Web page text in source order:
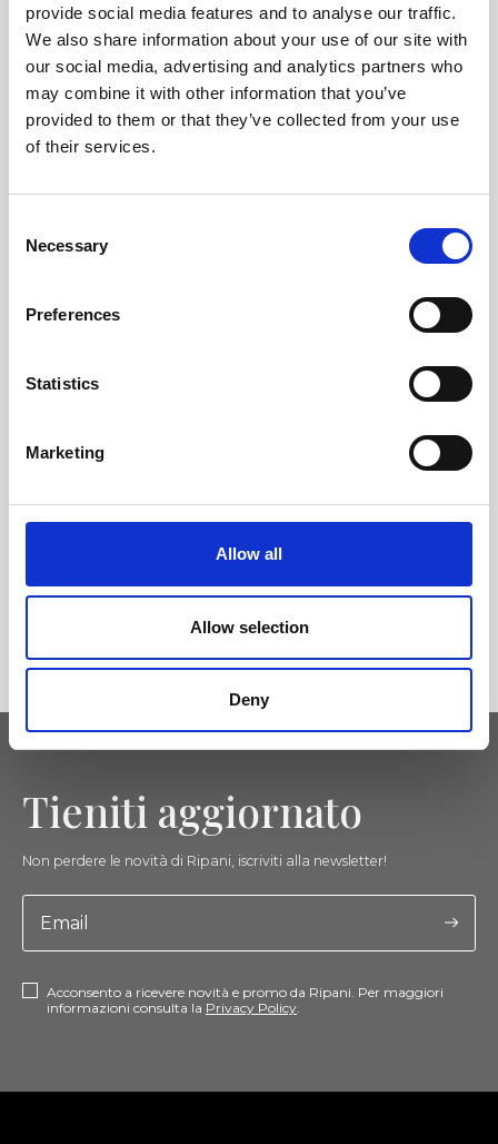
provide social media features and to analyse our traffic.
We also share information about your use of our site with
our social media, advertising and analytics partners who
may combine it with other information that you’ve
provided to them or that they’ve collected from your use
of their services.
Selection
Necessary
Preferences
Statistics
Marketing
Allow all
Allow selection
Deny
Materiale
Dimensione
Tieniti aggiornato
Non perdere le novità di Ripani, iscriviti alla newsletter!
Acconsento a ricevere novità e promo da Ripani. Per maggiori
informazioni consulta la Privacy Policy